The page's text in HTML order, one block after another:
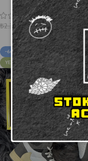
₺2.399,00 ₺999,00
-66%
YENI